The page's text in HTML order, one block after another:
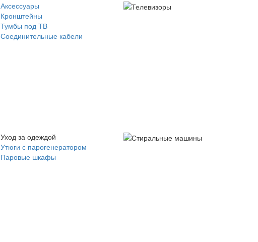
Аксессуары
Кронштейны
Тумбы под ТВ
Соединительные кабели
Уход за одеждой
Утюги с парогенератором
Паровые шкафы